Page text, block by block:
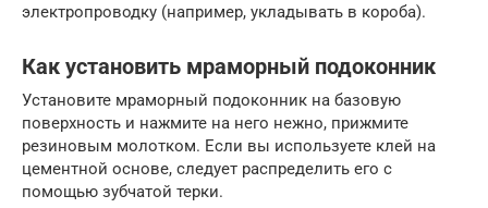
электропроводку (например, укладывать в короба).
Как установить мраморный подоконник
Установите мраморный подоконник на базовую
поверхность и нажмите на него нежно, прижмите
резиновым молотком. Если вы используете клей на
цементной основе, следует распределить его с
помощью зубчатой терки.